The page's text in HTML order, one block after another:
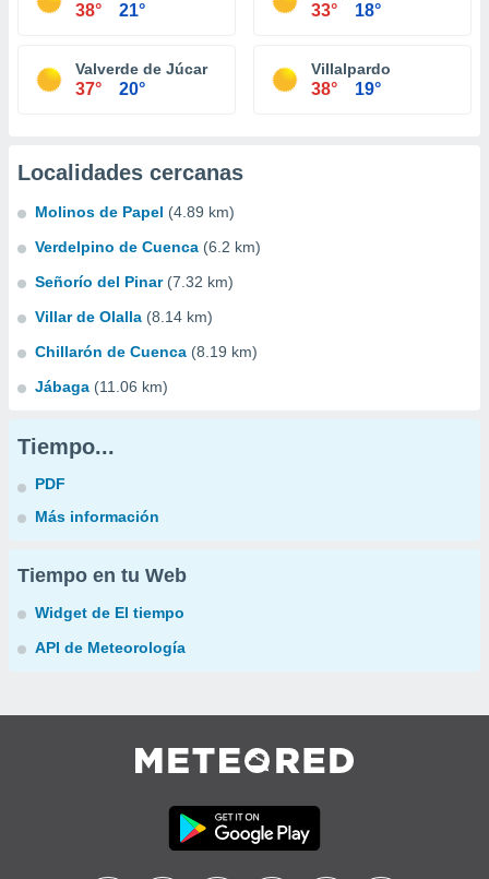
38° 21° 33° 18°
Valverde de Júcar
37° 20°
Villalpardo
38° 19°
Localidades cercanas
Molinos de Papel (4.89 km)
Verdelpino de Cuenca (6.2 km)
Señorío del Pinar (7.32 km)
Villar de Olalla (8.14 km)
Chillarón de Cuenca (8.19 km)
Jábaga (11.06 km)
Tiempo...
PDF
Más información
Tiempo en tu Web
Widget de El tiempo
API de Meteorología